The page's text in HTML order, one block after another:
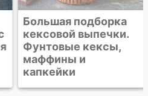
Большая подборка
кексовой выпечки.
Фунтовые кексы,
маффины и
капкейки